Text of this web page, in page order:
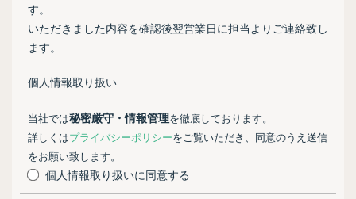
す。
いただきました内容を確認後翌営業日に担当よりご連絡致し
ます。
個人情報取り扱い
当社では秘密厳守・情報管理を徹底しております。
詳しくはプライバシーポリシーをご覧いただき、同意のうえ送信
をお願い致します。
個人情報取り扱いに同意する